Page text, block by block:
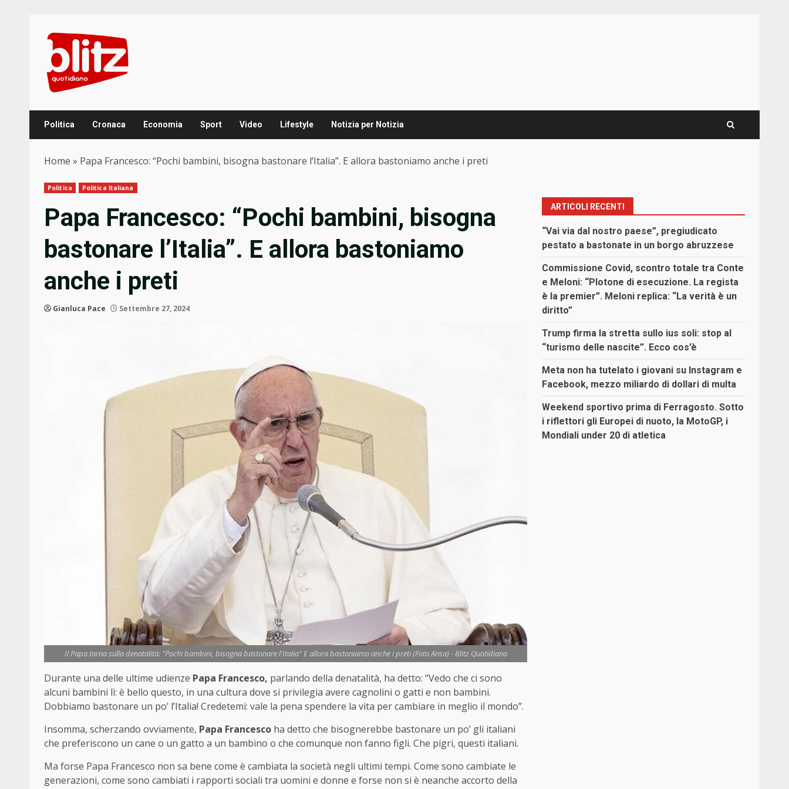
content
Politica Cronaca Economia Sport Video Lifestyle Notizia per Notizia
Home » Papa Francesco: “Pochi bambini, bisogna bastonare l’Italia”. E allora bastoniamo anche i preti
Politica Politica Italiana
Papa Francesco: “Pochi bambini, bisogna
bastonare l’Italia”. E allora bastoniamo
anche i preti
Gianluca Pace Settembre 27, 2024
Il Papa torna sulla denatalità: "Pochi bambini, bisogna bastonare l'Italia" E allora bastoniamo anche i preti (Foto Ansa) - Blitz Quotidiano
Durante una delle ultime udienze Papa Francesco, parlando della denatalità, ha detto: “Vedo che ci sono
alcuni bambini lì: è bello questo, in una cultura dove si privilegia avere cagnolini o gatti e non bambini.
Dobbiamo bastonare un po’ l’Italia! Credetemi: vale la pena spendere la vita per cambiare in meglio il mondo”.
Insomma, scherzando ovviamente, Papa Francesco ha detto che bisognerebbe bastonare un po’ gli italiani
che preferiscono un cane o un gatto a un bambino o che comunque non fanno figli. Che pigri, questi italiani.
Ma forse Papa Francesco non sa bene come è cambiata la società negli ultimi tempi. Come sono cambiate le
generazioni, come sono cambiati i rapporti sociali tra uomini e donne e forse non si è neanche accorto della
ARTICOLI RECENTI
“Vai via dal nostro paese”, pregiudicato
pestato a bastonate in un borgo abruzzese
Commissione Covid, scontro totale tra Conte
e Meloni: “Plotone di esecuzione. La regista
è la premier”. Meloni replica: “La verità è un
diritto”
Trump firma la stretta sullo ius soli: stop al
“turismo delle nascite”. Ecco cos’è
Meta non ha tutelato i giovani su Instagram e
Facebook, mezzo miliardo di dollari di multa
Weekend sportivo prima di Ferragosto. Sotto
i riflettori gli Europei di nuoto, la MotoGP, i
Mondiali under 20 di atletica